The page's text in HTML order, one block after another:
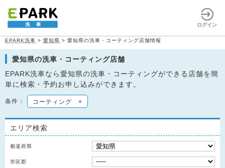
ログイン
EPARK洗車 > 愛知県 > 愛知県の洗車・コーティング店舗情報
愛知県の洗車・コーティング店舗
EPARK洗車なら愛知県の洗車・コーティングができる店舗を簡
単に検索・予約お申し込みができます。
条件： コーティング ×
エリア検索
都道府県
市区郡